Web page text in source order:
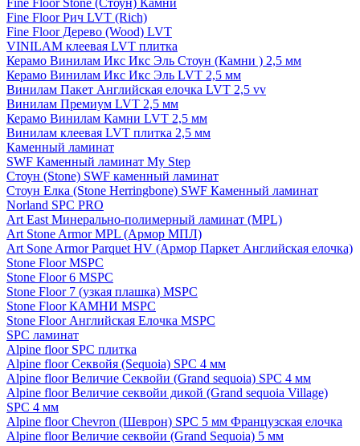
Fine Floor Stone (Стоун) Камни
Fine Floor Рич LVT (Rich)
Fine Floor Дерево (Wood) LVT
VINILAM клеевая LVT плитка
Керамо Винилам Икс Икс Эль Стоун (Камни ) 2,5 мм
Керамо Винилам Икс Икс Эль LVT 2,5 мм
Винилам Пакет Английская елочка LVT 2,5 vv
Винилам Премиум LVT 2,5 мм
Керамо Винилам Камни LVT 2,5 мм
Винилам клеевая LVT плитка 2,5 мм
Каменный ламинат
SWF Каменный ламинат My Step
Стоун (Stone) SWF каменный ламинат
Стоун Елка (Stone Herringbone) SWF Каменный ламинат
Norland SPC PRO
Art East Минерально-полимерный ламинат (MPL)
Art Stone Armor MPL (Армор МПЛ)
Art Sone Armor Parquet HV (Армор Паркет Английская елочка)
Stone Floor MSPC
Stone Floor 6 MSPC
Stone Floor 7 (узкая плашка) MSPC
Stone Floor КАМНИ MSPC
Stone Floor Английская Елочка MSPC
SPC ламинат
Alpine floor SPC плитка
Alpine floor Секвойя (Sequoia) SPC 4 мм
Alpine floor Величие Секвойи (Grand sequoia) SPC 4 мм
Alpine floor Величие секвойи дикой (Grand sequoia Village)
SPC 4 мм
Alpine floor Chevron (Шеврон) SPC 5 мм Французская елочка
Alpine floor Величие секвойи (Grand Sequoia) 5 мм